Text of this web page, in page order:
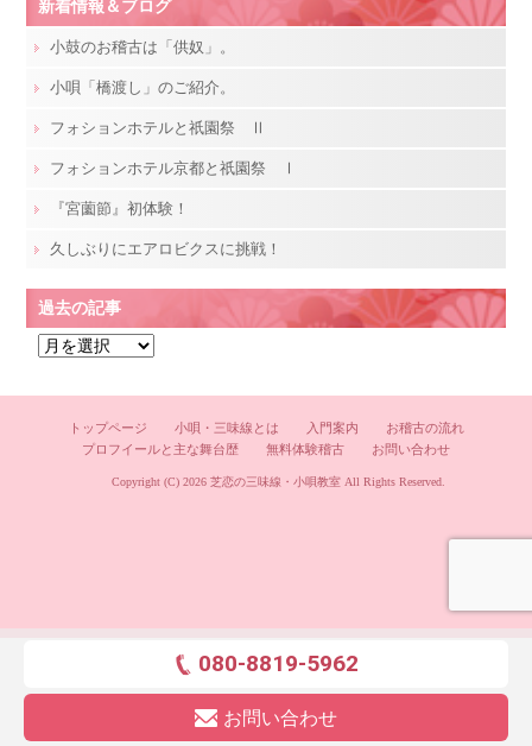
新着情報＆ブログ
小鼓のお稽古は「供奴」。
小唄「橋渡し」のご紹介。
フォションホテルと祇園祭 Ⅱ
フォションホテル京都と祇園祭 Ⅰ
『宮薗節』初体験！
久しぶりにエアロビクスに挑戦！
過去の記事
の
トップページ 小唄・三味線とは 入門案内
お稽古の流れ
プロフイールと主な舞台歴
無料体験稽古 お問い合わせ
Copyright (C) 2026 芝恋の三味線・小唄教室All Rights Reserved.
080-8819-5962
お問い合わせ